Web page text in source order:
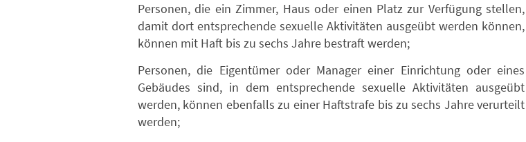
Personen, die ein Zimmer, Haus oder einen Platz zur Verfügung stellen,
damit dort entsprechende sexuelle Aktivitäten ausgeübt werden können,
können mit Haft bis zu sechs Jahre bestraft werden;
Personen, die Eigentümer oder Manager einer Einrichtung oder eines
Gebäudes sind, in dem entsprechende sexuelle Aktivitäten ausgeübt
werden, können ebenfalls zu einer Haftstrafe bis zu sechs Jahre verurteilt
werden;